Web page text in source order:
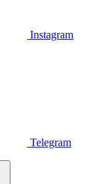
Instagram
Telegram